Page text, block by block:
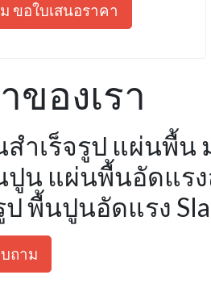
ขอใบเสนอราคา
ของเรา
ำเร็จรูป แผ่นพื้น
น แผ่นพื้นอัดแร
ป พื้นปูนอัดแรง
ถาม